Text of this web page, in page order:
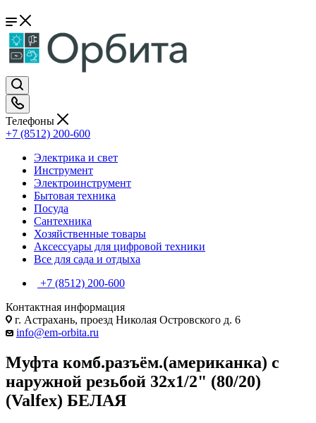
Телефоны
+7 (8512) 200-600
Электрика и свет
Инструмент
Электроинструмент
Бытовая техника
Посуда
Сантехника
Хозяйственные товары
Аксессуары для цифровой техники
Все для сада и отдыха
+7 (8512) 200-600
Контактная информация
г. Астрахань, проезд Николая Островского д. 6
info@em-orbita.ru
Муфта комб.разъём.(американка) с
наружной резьбой 32x1/2" (80/20)
(Valfex) БЕЛАЯ